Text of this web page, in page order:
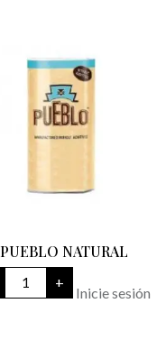
PUEBLO NATURAL
PUEBLO
NATURAL
cantidad
+
Inicie sesión